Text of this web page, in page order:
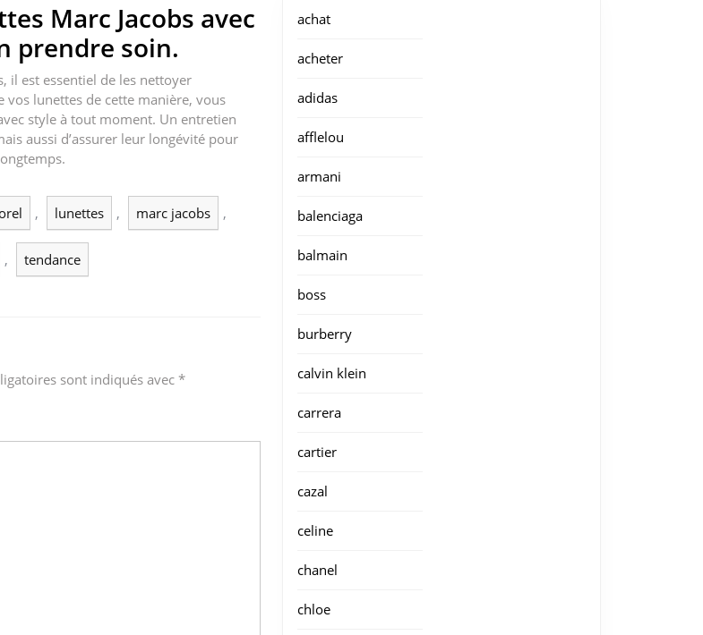
Marc Jacobs avec
prendre soin.
il est essentiel de les nettoyer
lunettes de cette manière, vous
style à tout moment. Un entretien
aussi d’assurer leur longévité pour
, lunettes , marc jacobs ,
, tendance
sont indiqués avec *
achat
acheter
adidas
afflelou
armani
balenciaga
balmain
boss
burberry
calvin klein
carrera
cartier
cazal
celine
chanel
chloe